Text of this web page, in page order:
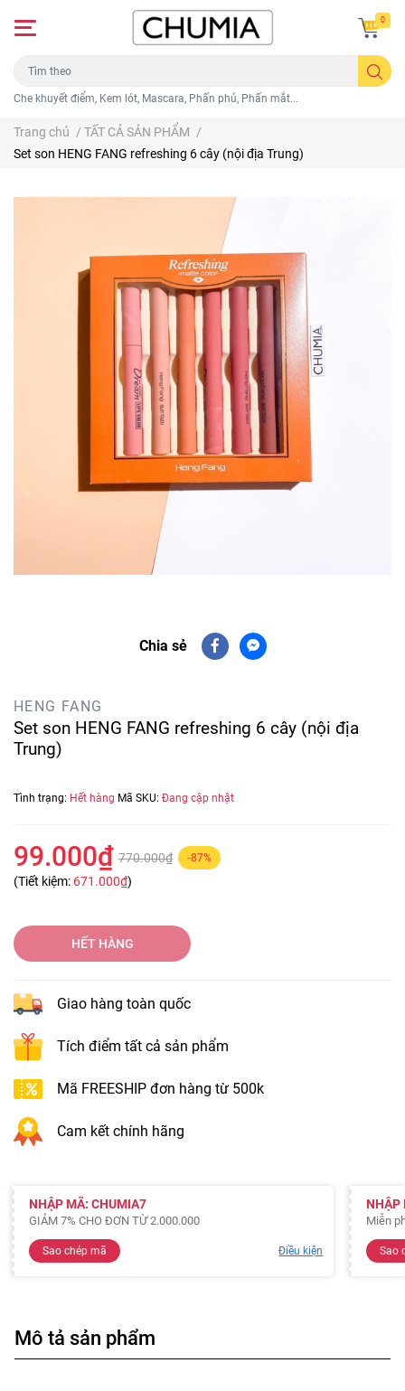
Che khuyết điểm, Kem lót, Mascara, Phấn phủ, Phấn mắt...
0
Trang chủ / TẤT CẢ SẢN PHẨM /
Set son HENG FANG refreshing 6 cây (nội địa Trung)
Chia sẻ
HENG FANG
Set son HENG FANG refreshing 6 cây (nội địa
Trung)
Tình trạng: Hết hàng Mã SKU: Đang cập nhật
99.000₫ 770.000₫ -87%
(Tiết kiệm: 671.000₫)
HẾT HÀNG
Giao hàng toàn quốc
Tích điểm tất cả sản phẩm
Mã FREESHIP đơn hàng từ 500k
Cam kết chính hãng
NHẬP MÃ: CHUMIA7
GIẢM 7% CHO ĐƠN TỪ 2.000.000
Sao chép mã Điều kiện
NHẬP
Miễn
Sao
Mô tả sản phẩm